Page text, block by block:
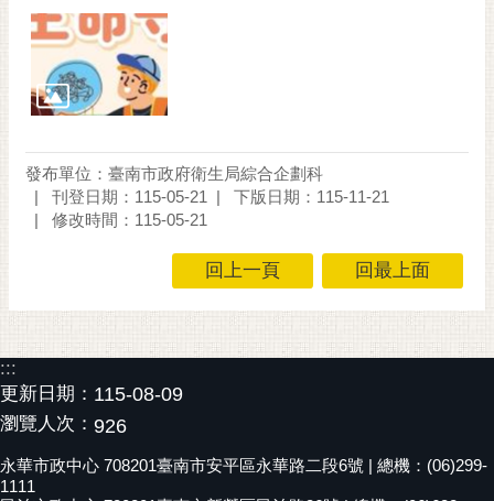
通
位
發布單位：臺南市政府衛生局綜合企劃科
刊登日期：115-05-21
下版日期：115-11-21
修改時間：115-05-21
回上一頁 回最上面
:::
更新日期： 115-08-09
瀏覽人次： 926
永華市政中心 708201臺南市安平區永華路二段6號 | 總機：(06)299-
1111